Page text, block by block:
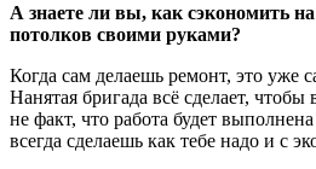
А знаете ли вы, как сэкономить
потолков своими руками?
Когда сам делаешь ремонт, это уже
Нанятая бригада всё сделает, чтобы
не факт, что работа будет
всегда сделаешь как тебе надо и с